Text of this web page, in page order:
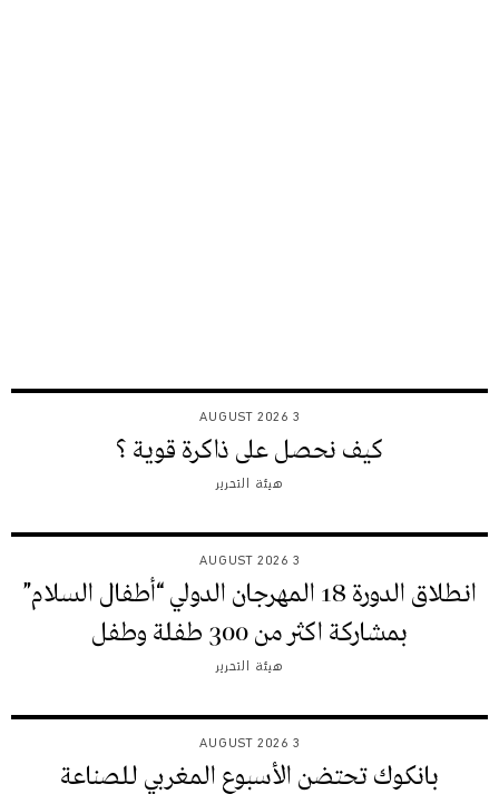
3 AUGUST 2026
كيف نحصل على ذاكرة قوية ؟
هيئة التحرير
3 AUGUST 2026
انطلاق الدورة 18 المهرجان الدولي “أطفال السلام”
بمشاركة اكثر من 300 طفلة وطفل
هيئة التحرير
3 AUGUST 2026
بانكوك تحتضن الأسبوع المغربي للصناعة